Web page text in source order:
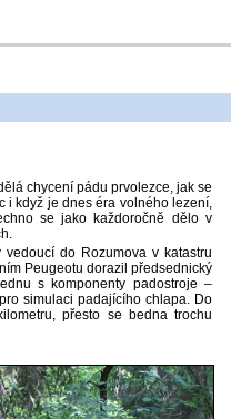
chycení pádu prvolezce, jak se
i když je dnes éra volného lezení,
se jako každoročně dělo v
do Rozumova v katastru
Peugeotu dorazil předsednický
s komponenty padostroje –
simulaci padajícího chlapa. Do
přesto se bedna trochu